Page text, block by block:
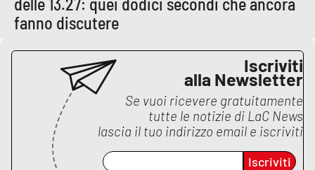
fanno discutere
Iscriviti
alla Newsletter
Se vuoi ricevere gratuitamente
tutte le notizie di LaC News
lascia il tuo indirizzo email e iscriviti
Iscriviti